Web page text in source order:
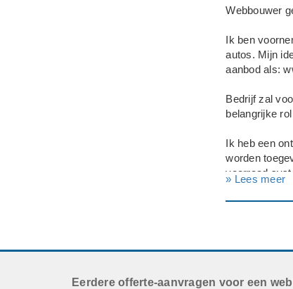
Webbouwer
Ik ben
autos. Mijn
aanbod als:
Bedrijf zal
belangrijke
Ik heb een
worden
voorraad
» Lees meer
Eerdere offerte-aanvragen voor een